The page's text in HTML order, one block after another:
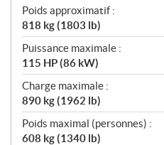
Poids approximatif :
818 kg (1803 lb)
Puissance maximale :
115 HP (86 kW)
Charge maximale :
890 kg (1962 lb)
Poids maximal (personnes) :
608 kg (1340 lb)